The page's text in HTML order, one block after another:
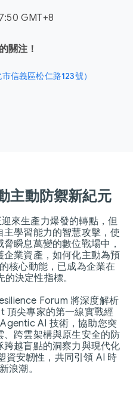
GMT+8
關注！
信義區松仁路123號）
主動防禦新紀元
來生產力爆發的轉點，但
學習能力的智慧攻擊，使
瞬息萬變的數位戰場中，
業資產，如何化主動為預
核心動能，已成為企業在
決定性指標。
Forum 將深度解析
頂尖專家的第一線實戰經
AI 技術，協助您突
跨雲架構與原生安全的防
越盲點的洞察力與現代化
資安韌性，共同引領 AI 時
浪潮。